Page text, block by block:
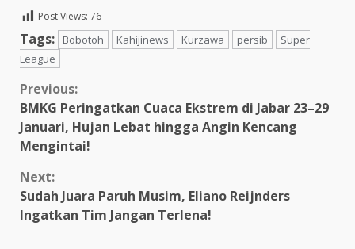
Post Views: 76
Tags: Bobotoh Kahijinews Kurzawa persib
Super
League
Continue
Reading
Previous:
BMKG Peringatkan Cuaca Ekstrem di Jabar 23–29
Januari, Hujan Lebat hingga Angin Kencang
Mengintai!
Next:
Sudah Juara Paruh Musim, Eliano Reijnders
Ingatkan Tim Jangan Terlena!